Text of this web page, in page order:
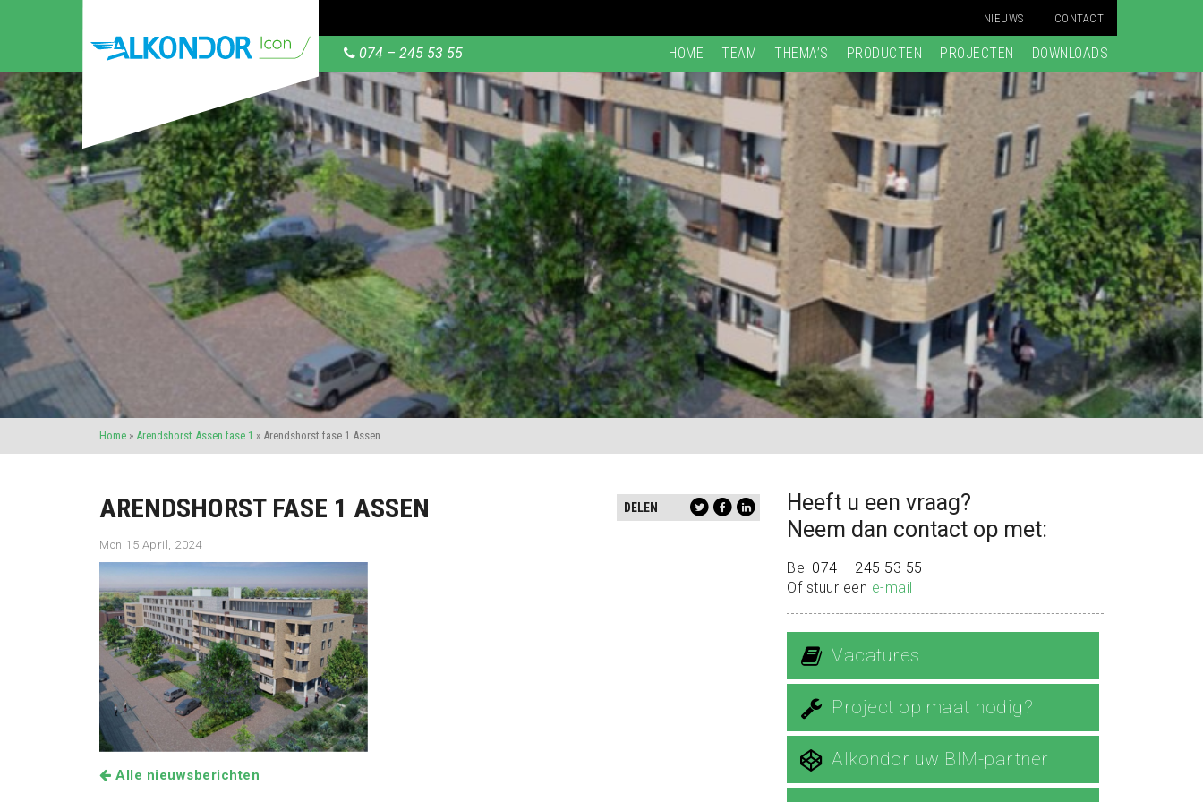
NIEUWS CONTACT
074 – 245 53 55 HOME TEAM THEMA’S PRODUCTEN PROJECTEN DOWNLOADS
Home » Arendshorst Assen fase 1 » Arendshorst fase 1 Assen
DELEN
ARENDSHORST FASE 1 ASSEN
Mon 15 April, 2024
Alle nieuwsberichten
Heeft u een vraag?
Neem dan contact op met:
Bel 074 – 245 53 55
Of stuur een e-mail
Vacatures
Project op maat nodig?
Alkondor uw BIM-partner